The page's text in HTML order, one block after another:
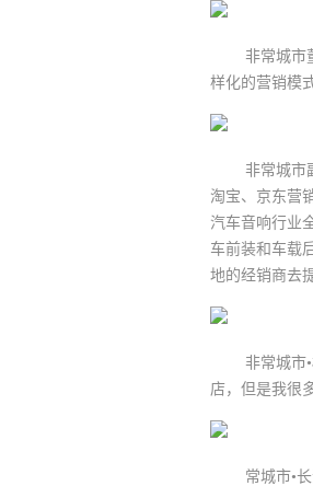
非常城市董
样化的营销模
非常城市副
淘宝、京东营
汽车音响行业
车前装和车载
地的经销商去
非常城市•桂
店，但是我很
常城市•长沙